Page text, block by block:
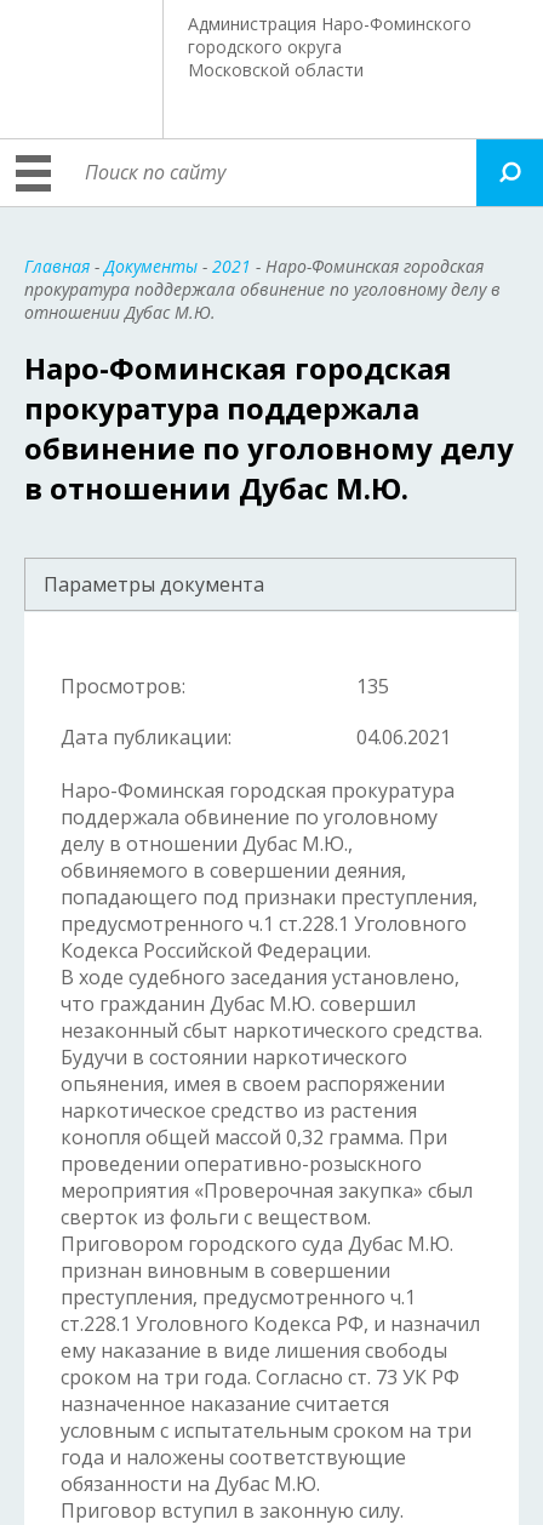
Администрация Наро-Фоминского
городского округа
Московской области
Главная -Документы - 2021 - Наро-Фоминская городская
прокуратура поддержала обвинение по уголовному делу в
отношении Дубас М.Ю.
Наро-Фоминская городская
прокуратура поддержала
обвинение по уголовному делу
в отношении Дубас М.Ю.
Параметры документа
Просмотров:
135
Дата публикации:
04.06.2021
Наро-Фоминская городская прокуратура
поддержала обвинение по уголовному
делу в отношении Дубас М.Ю.,
обвиняемого в совершении деяния,
попадающего под признаки преступления,
предусмотренного ч.1 ст.228.1 Уголовного
Кодекса Российской Федерации.
В ходе судебного заседания установлено,
что гражданин Дубас М.Ю. совершил
незаконный сбыт наркотического средства.
Будучи в состоянии наркотического
опьянения, имея в своем распоряжении
наркотическое средство из растения
конопля общей массой 0,32 грамма. При
проведении оперативно-розыскного
мероприятия «Проверочная закупка» сбыл
сверток из фольги с веществом.
Приговором городского суда Дубас М.Ю.
признан виновным в совершении
преступления, предусмотренного ч.1
ст.228.1 Уголовного Кодекса РФ, и назначил
ему наказание в виде лишения свободы
сроком на три года. Согласно ст. 73 УК РФ
назначенное наказание считается
условным с испытательным сроком на три
года и наложены соответствующие
обязанности на Дубас М.Ю.
Приговор вступил в законную силу.